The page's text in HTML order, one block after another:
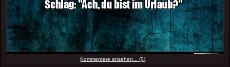
Kommentare ansehen... (0)